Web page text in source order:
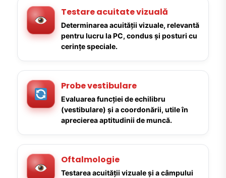
Testare acuitate vizuală
Determinarea acuității vizuale, relevantă
pentru lucru la PC, condus și posturi cu
cerințe speciale.
Probe vestibulare
Evaluarea funcției de echilibru
(vestibulare) și a coordonării, utile în
aprecierea aptitudinii de muncă.
Oftalmologie
Testarea acuității vizuale și a câmpului